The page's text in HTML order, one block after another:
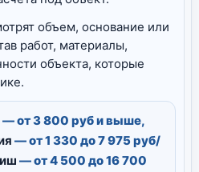
объем, основание или
работ, материалы,
объекта, которые
— от 3 800 руб и выше,
— от 1 330 до 7 975 руб/
— от 4 500 до 16 700